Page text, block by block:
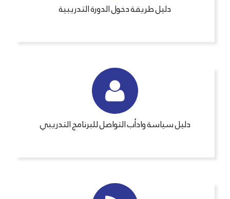
دليل طريقة دخول الدورة التدريبية
دليل سياسة وادأب التواصل للبرنامج التدريبي